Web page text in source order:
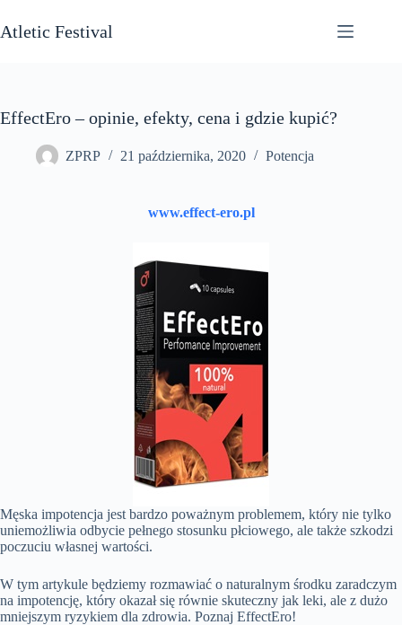
do
treści
Atletic Festival
EffectEro – opinie, efekty, cena i gdzie kupić?
ZPRP 21 października, 2020 Potencja
www.effect-ero.pl
Męska impotencja jest bardzo poważnym problemem, który nie tylko
uniemożliwia odbycie pełnego stosunku płciowego, ale także szkodzi
poczuciu własnej wartości.
W tym artykule będziemy rozmawiać o naturalnym środku zaradczym
na impotencję, który okazał się równie skuteczny jak leki, ale z dużo
mniejszym ryzykiem dla zdrowia. Poznaj EffectEro!